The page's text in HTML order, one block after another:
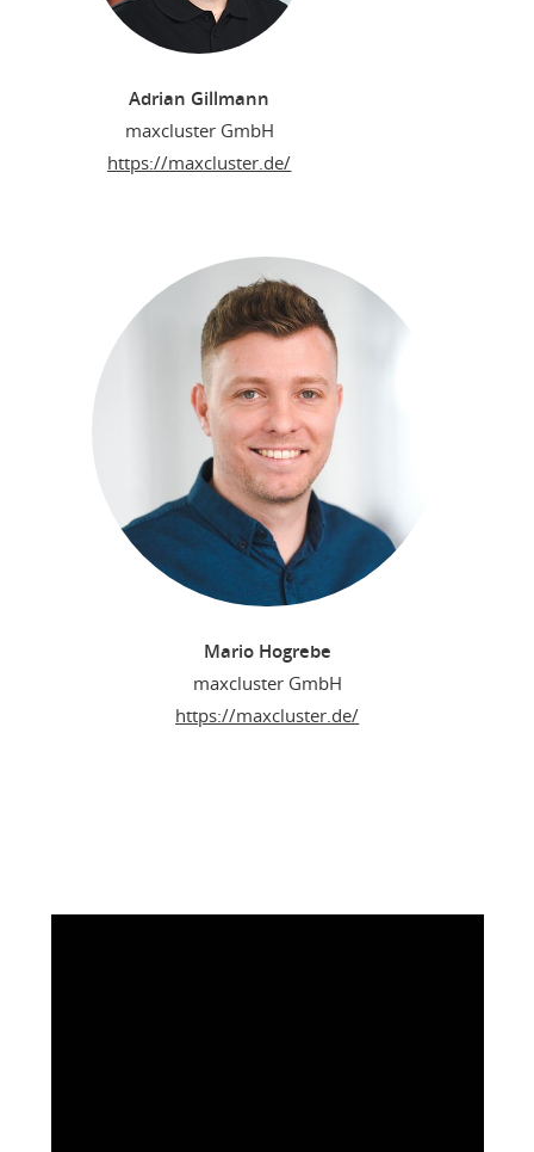
Adrian Gillmann
maxcluster GmbH
https://maxcluster.de/
Mario Hogrebe
maxcluster GmbH
https://maxcluster.de/